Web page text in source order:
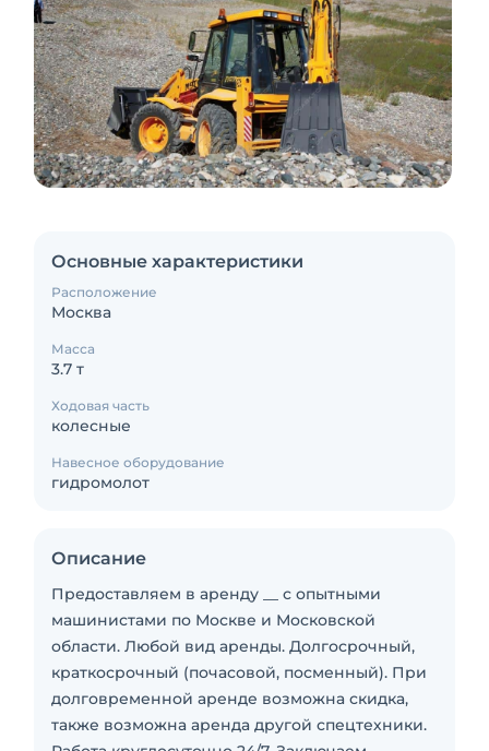
Основные характеристики
Расположение
Москва
Масса
3.7 т
Ходовая часть
колесные
Навесное оборудование
гидромолот
Описание
Предоставляем в аренду __ с опытными
машинистами по Москве и Московской
области. Любой вид аренды. Долгосрочный,
краткосрочный (почасовой, посменный). При
долговременной аренде возможна скидка,
также возможна аренда другой спецтехники.